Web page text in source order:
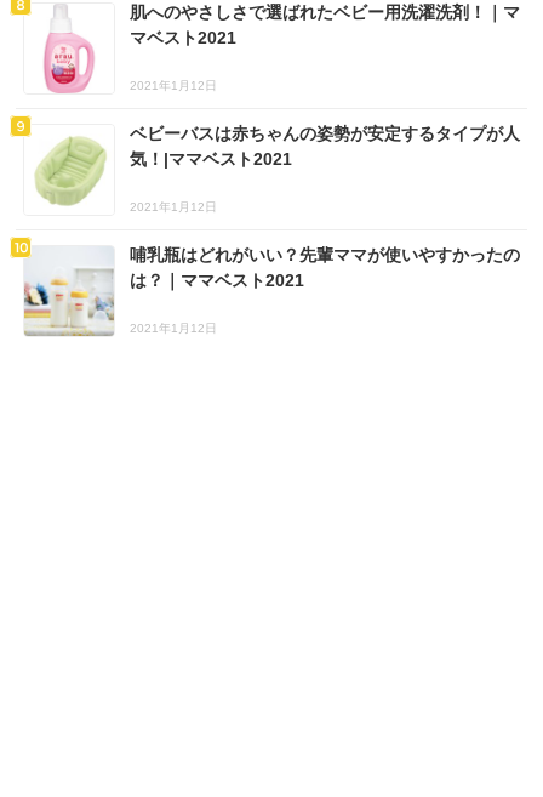
肌へのやさしさで選ばれたベビー用洗濯洗剤！｜マ
マベスト2021
2021年1月12日
ベビーバスは赤ちゃんの姿勢が安定するタイプが人
気！|ママベスト2021
2021年1月12日
哺乳瓶はどれがいい？先輩ママが使いやすかったの
は？｜ママベスト2021
2021年1月12日